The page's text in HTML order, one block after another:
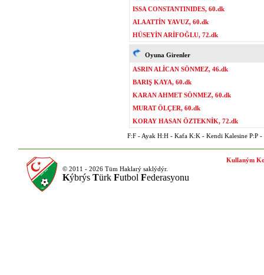
ISSA CONSTANTINIDES, 60.dk
ALAATTİN YAVUZ, 60.dk
HÜSEYİN ARİFOĞLU, 72.dk
Oyuna Girenler
ASRIN ALİCAN SÖNMEZ, 46.dk
BARIŞ KAYA, 60.dk
KARAN AHMET SÖNMEZ, 60.dk
MURAT ÖLÇER, 60.dk
KORAY HASAN ÖZTEKNİK, 72.dk
F:F - Ayak H:H - Kafa K:K - Kendi Kalesine P:P -
© 2011 - 2026 Tüm Haklarý saklýdýr.
Kýbrýs Türk Futbol Federasyonu
Kullaným